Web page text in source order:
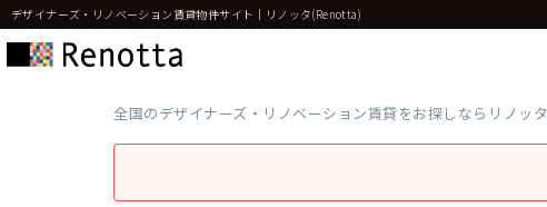
デザイナーズ・リノベーション賃貸物件サイト｜リノッタ(Renotta)
全国のデザイナーズ・リノベーション賃貸をお探しならリノッタ